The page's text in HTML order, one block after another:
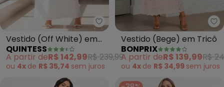
Quintess - Vestido (Off White)
Vestido (Off White) em
Chiffon
QUINTESS
A partir deR$ 142,99R$ 239,99
ou 4x de R$ 35,74 sem juros
Vestido (Bege) em Tricô
BONPRIX
A partir deR$ 139,99R$
ou 4x de R$ 34,99 sem juros